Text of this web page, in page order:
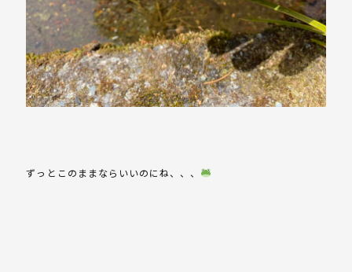
ずっとこのままならいいのにね、、、